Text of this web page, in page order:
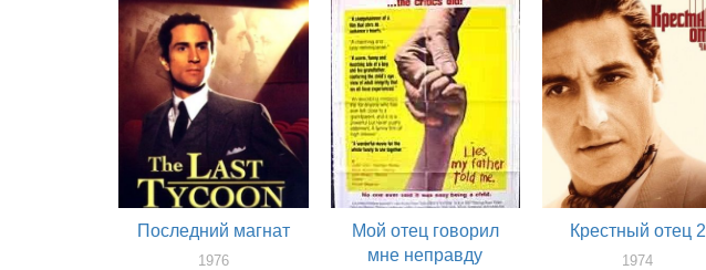
Последний магнат
1976
Мой отец говорил
мне неправду
Крестный отец 2
1974